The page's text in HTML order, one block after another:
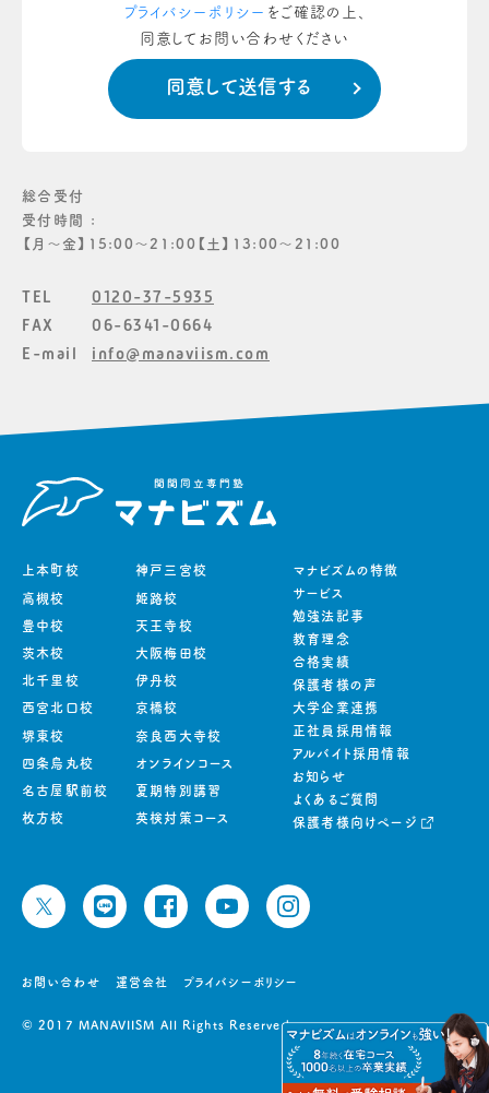
プライバシーポリシー をご確認の上、
同意してお問い合わせください
総合受付
受付時間 :
【月〜金】15:00〜21:00【土】13:00〜21:00
TEL
0120-37-5935
FAX
06-6341-0664
E-mail
info@manaviism.com
上本町校
高槻校
豊中校
茨木校
北千里校
西宮北口校
堺東校
四条烏丸校
名古屋駅前校
枚方校
神戸三宮校
姫路校
天王寺校
大阪梅田校
伊丹校
京橋校
奈良西大寺校
オンラインコース
夏期特別講習
英検対策コース
マナビズムの特徴
サービス
勉強法記事
教育理念
合格実績
保護者様の声
大学企業連携
正社員採用情報
アルバイト採用情報
お知らせ
よくあるご質問
保護者様向けページ
お問い合わせ 運営会社 プライバシーポリシー
© 2017 MANAVIISM All Rights Reserved.